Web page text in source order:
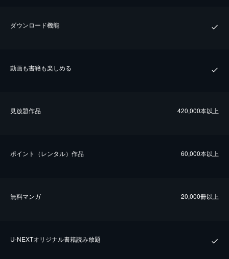
ダウンロード機能
動画も書籍も楽しめる
⾒放題作品 420,000本以上
ポイント（レンタル）作品 60,000本以上
無料マンガ 20,000冊以上
U-NEXTオリジナル書籍読み放題